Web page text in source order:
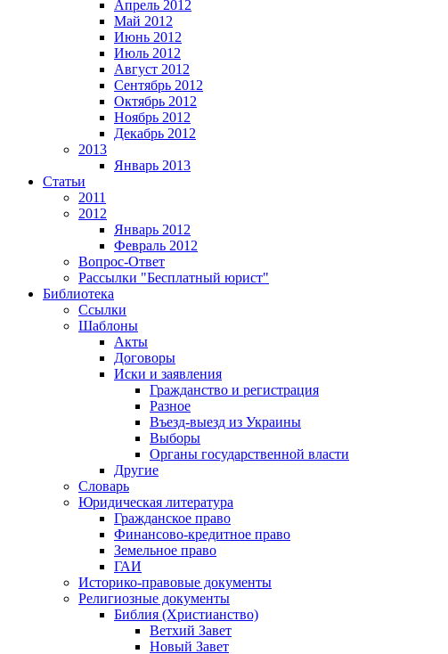
Апрель 2012
Май 2012
Июнь 2012
Июль 2012
Август 2012
Сентябрь 2012
Октябрь 2012
Ноябрь 2012
Декабрь 2012
2013
Январь 2013
Статьи
2011
2012
Январь 2012
Февраль 2012
Вопрос-Ответ
Рассылки "Бесплатный юрист"
Библиотека
Ссылки
Шаблоны
Акты
Договоры
Иски и заявления
Гражданство и регистрация
Разное
Въезд-выезд из Украины
Выборы
Органы государственной власти
Другие
Словарь
Юридическая литература
Гражданское право
Финансово-кредитное право
Земельное право
ГАИ
Историко-правовые документы
Религиозные документы
Библия (Христианство)
Ветхий Завет
Новый Завет